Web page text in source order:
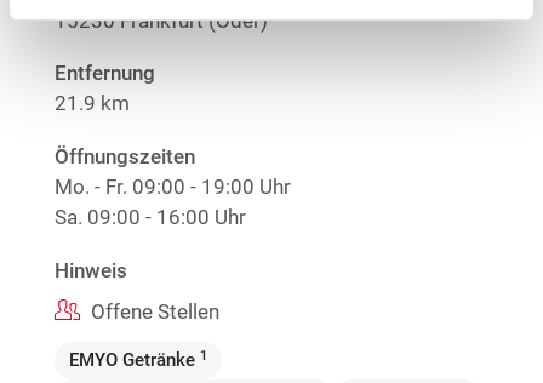
15230 Frankfurt (Oder)
Entfernung
21.9 km
Öffnungszeiten
Mo. - Fr. 09:00 - 19:00 Uhr
Sa. 09:00 - 16:00 Uhr
Hinweis
Offene Stellen
EMYO Getränke 1